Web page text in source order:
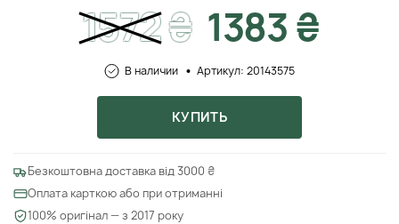
1572₴ 1383 ₴
В наличии Артикул: 20143575
КУПИТЬ
Безкоштовна доставка від 3000 ₴
Оплата карткою або при отриманні
100% оригінал — з 2017 року